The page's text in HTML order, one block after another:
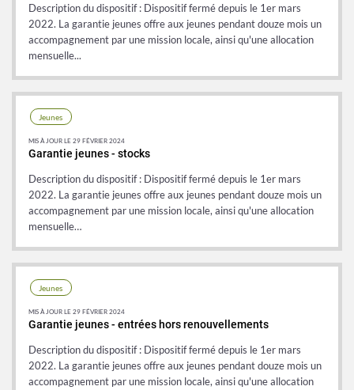
Description du dispositif : Dispositif fermé depuis le 1er mars
2022. La garantie jeunes offre aux jeunes pendant douze mois un
accompagnement par une mission locale, ainsi qu'une allocation
mensuelle...
Garantie jeunes - stocks
Description du dispositif : Dispositif fermé depuis le 1er mars
2022. La garantie jeunes offre aux jeunes pendant douze mois un
accompagnement par une mission locale, ainsi qu'une allocation
mensuelle…
Jeunes
MIS À JOUR LE 29 FÉVRIER 2024
Garantie jeunes - entrées hors renouvellements
Description du dispositif : Dispositif fermé depuis le 1er mars
2022. La garantie jeunes offre aux jeunes pendant douze mois un
accompagnement par une mission locale, ainsi qu'une allocation
Jeunes
MIS À JOUR LE 29 FÉVRIER 2024